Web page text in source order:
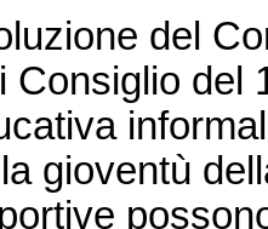
del
Consiglio del
gioventù